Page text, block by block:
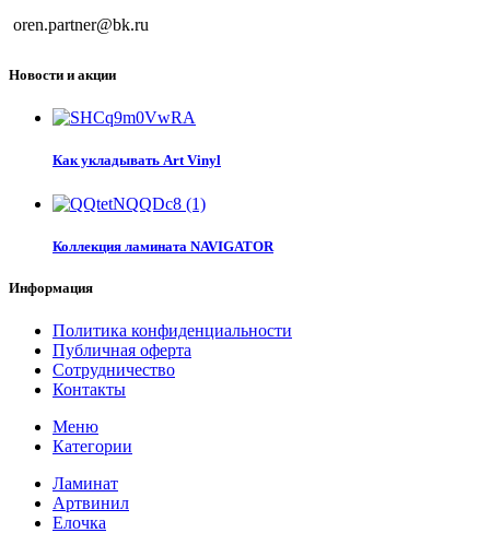
oren.partner@bk.ru
Новости и акции
Как укладывать Art Vinyl
Коллекция ламината NAVIGATOR
Информация
Политика конфиденциальности
Публичная оферта
Сотрудничество
Контакты
Меню
Категории
Ламинат
Артвинил
Елочка